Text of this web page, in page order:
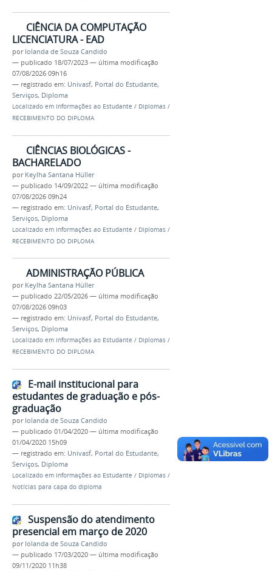
CIÊNCIA DA COMPUTAÇÃO
LICENCIATURA - EAD
por Iolanda de Souza Candido
— publicado 18/07/2023 — última modificação
07/08/2026 09h16
— registrado em: Univasf, Portal do Estudante,
Serviços, Diploma
Localizado em Informações ao Estudante / Diplomas /
RECEBIMENTO DO DIPLOMA
CIÊNCIAS BIOLÓGICAS -
BACHARELADO
por Keylha Santana Hüller
— publicado 14/09/2022 — última modificação
07/08/2026 09h24
— registrado em: Univasf, Portal do Estudante,
Serviços, Diploma
Localizado em Informações ao Estudante / Diplomas /
RECEBIMENTO DO DIPLOMA
ADMINISTRAÇÃO PÚBLICA
por Keylha Santana Hüller
— publicado 22/05/2026 — última modificação
07/08/2026 09h03
— registrado em: Univasf, Portal do Estudante,
Serviços, Diploma
Localizado em Informações ao Estudante / Diplomas /
RECEBIMENTO DO DIPLOMA
E-mail institucional para
estudantes de graduação e pós-
graduação
por Iolanda de Souza Candido
— publicado 01/04/2020 — última modificação
01/04/2020 15h09
— registrado em: Univasf, Portal do Estudante,
Serviços, Diploma
Localizado em Informações ao Estudante / Diplomas /
Notícias para capa do diploma
Suspensão do atendimento
presencial em março de 2020
por Iolanda de Souza Candido
— publicado 17/03/2020 — última modificação
09/11/2020 11h38